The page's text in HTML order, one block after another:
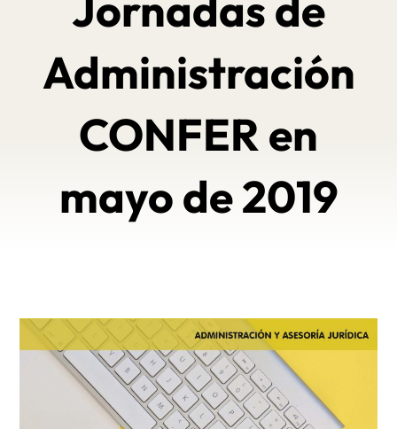
Administración
CONFER en
mayo de 2019